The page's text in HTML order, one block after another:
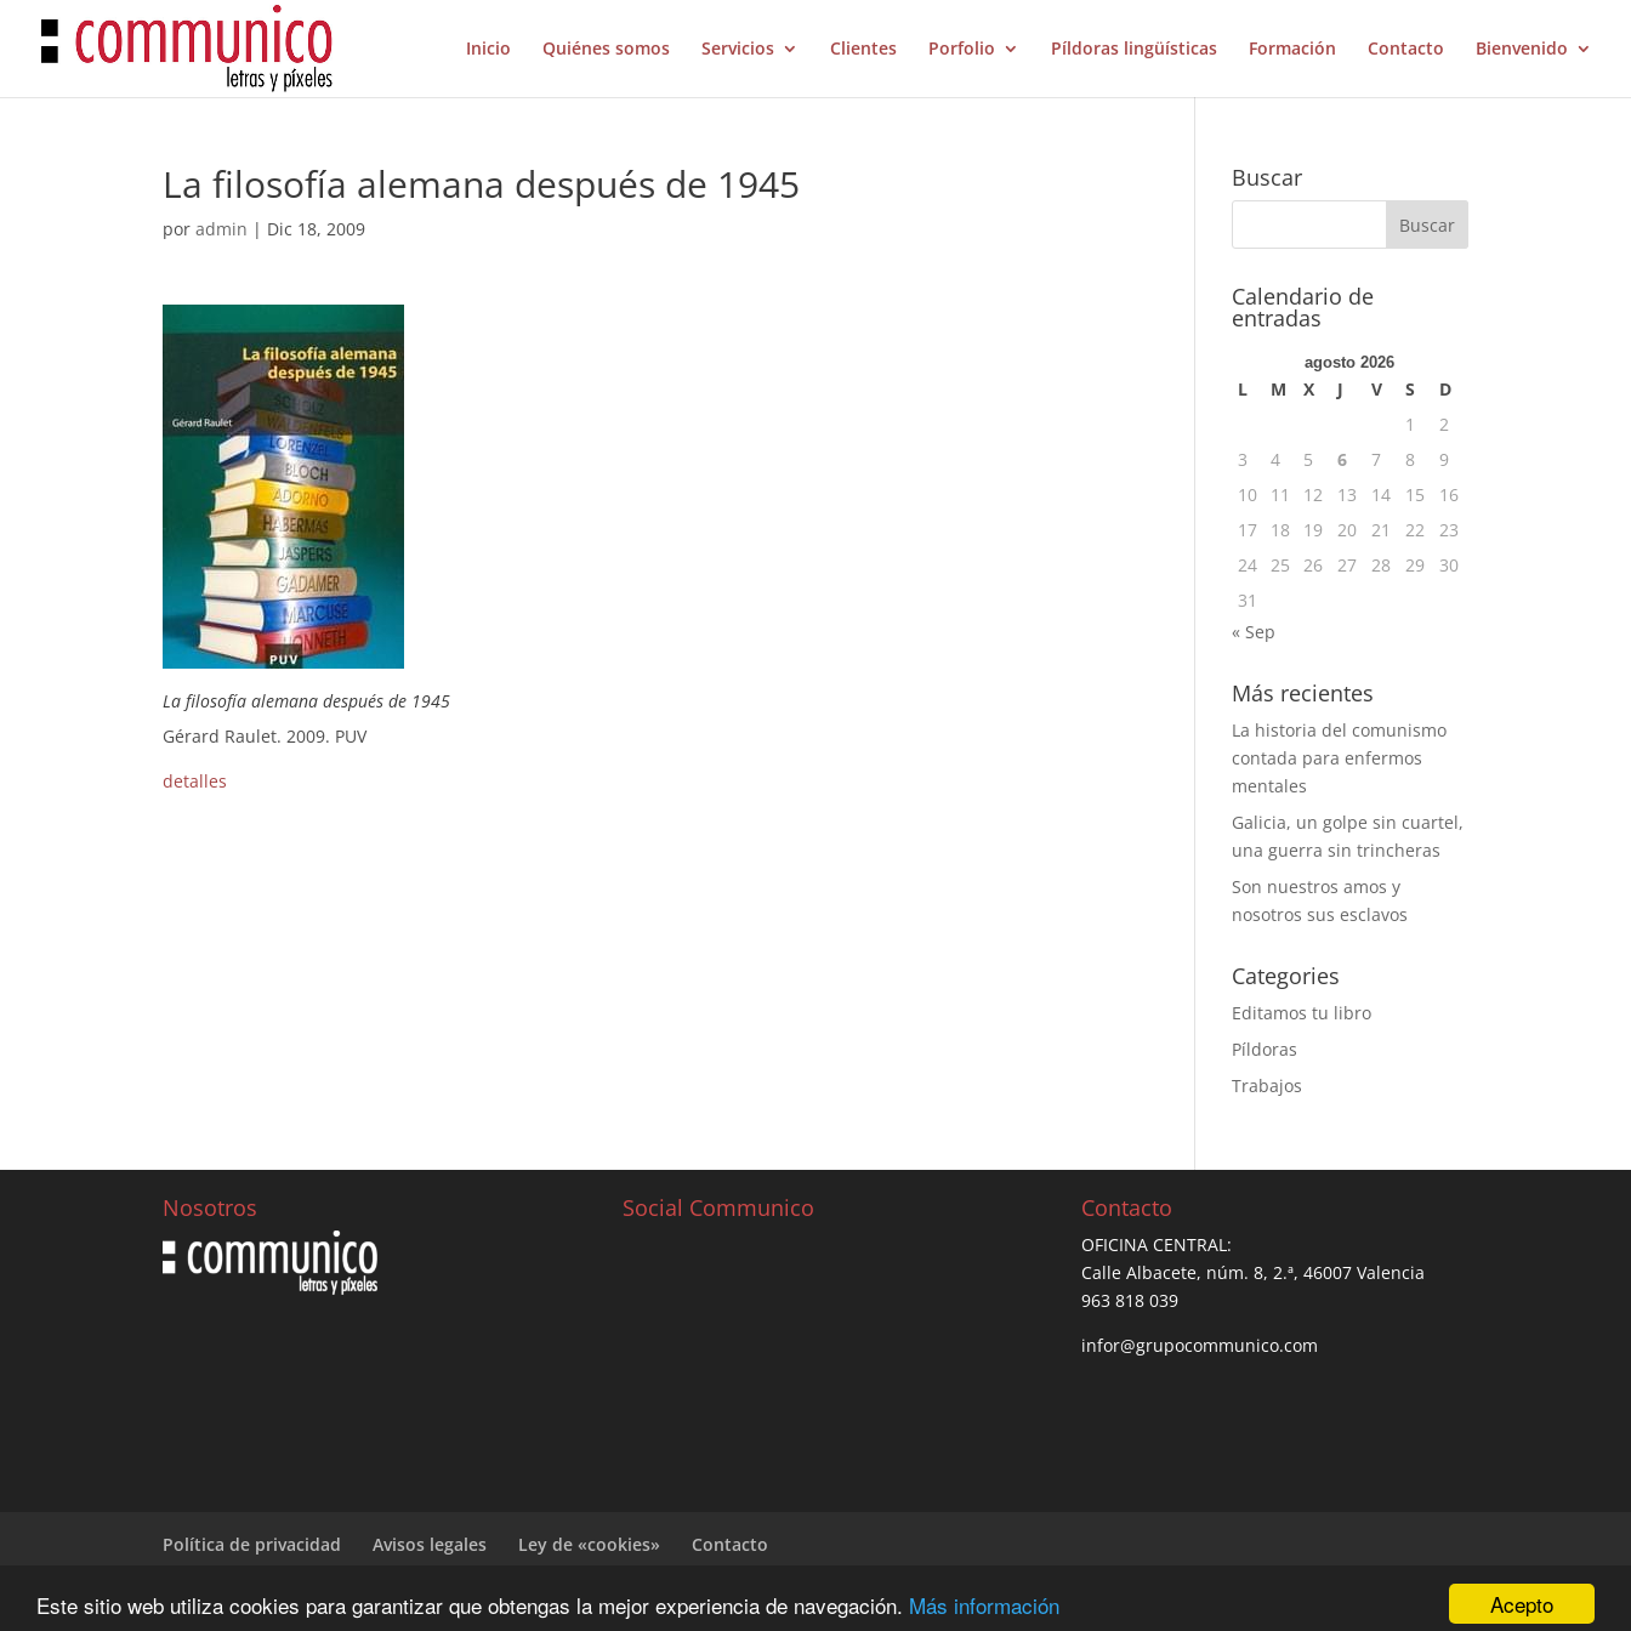
Acepto
Este sitio web utiliza cookies para garantizar que obtengas la mejor experiencia de navegación. Más información
Inicio Quiénes somos Servicios Clientes Porfolio Píldoras lingüísticas Formación Contacto Bienvenido
La filosofía alemana después de 1945
poradmin | Dic 18, 2009
La filosofía alemana después de 1945
Gérard Raulet. 2009. PUV
detalles
Buscar
Calendario de
entradas
agosto 2026
L M X J V S
D
1
2
3
4 5 6 7 8
9
10
11 12 13 14 15
16
17
18 19 20 21 22
23
24 25 26 27 28 29
30
31
« Sep
Más recientes
La historia del comunismo
contada para enfermos
mentales
Galicia, un golpe sin cuartel,
una guerra sin trincheras
Son nuestros amos y
nosotros sus esclavos
Categories
Editamos tu libro
Píldoras
Trabajos
Nosotros Social Communico Contacto
OFICINA CENTRAL:
Calle Albacete, núm. 8, 2.ª, 46007 Valencia
963 818 039
infor@grupocommunico.com
Política de privacidad Avisos legales Ley de «cookies» Contacto
Diseñado y desarrrollado por | CIENWEBS.ORG